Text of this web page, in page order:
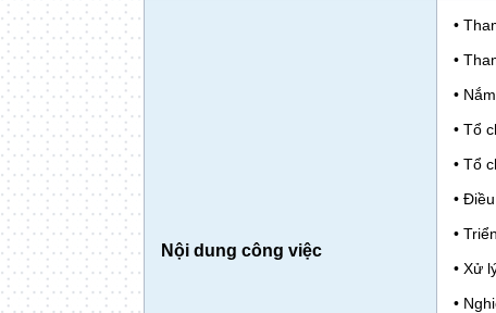
Nội dung công việc
•
•
•
• Tổ
• Tổ
•
•
• Xử
•